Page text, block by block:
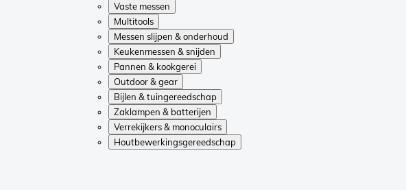
Vaste messen
Multitools
Messen slijpen & onderhoud
Keukenmessen & snijden
Pannen & kookgerei
Outdoor & gear
Bijlen & tuingereedschap
Zaklampen & batterijen
Verrekijkers & monoculairs
Houtbewerkingsgereedschap